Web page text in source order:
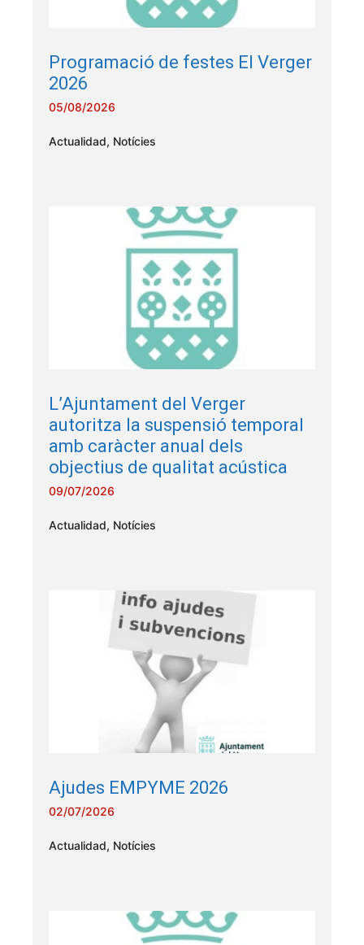
Programació de festes El Verger
2026
05/08/2026
Actualidad, Notícies
L’Ajuntament del Verger
autoritza la suspensió temporal
amb caràcter anual dels
objectius de qualitat acústica
09/07/2026
Actualidad, Notícies
Ajudes EMPYME 2026
02/07/2026
Actualidad, Notícies